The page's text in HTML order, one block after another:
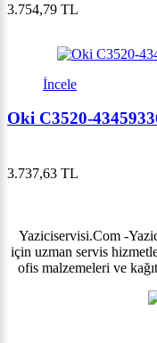
3.754,79 TL
İncele
Oki C3520-
3.737,63 TL
Yaziciservisi.Com -
için uzman servis
ofis malzemeleri ve